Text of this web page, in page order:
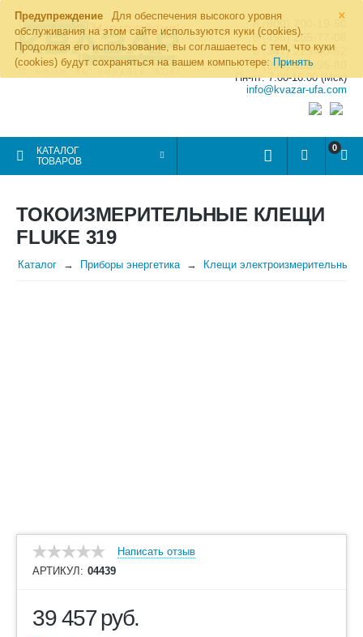
×
Предупреждение
Для обеспечения высокого уровня
обслуживания на этом сайте используются куки (cookies).
Продолжая его использование, вы соглашаетесь с тем, что куки
(cookies) будут сохраняться на вашем компьютере: Принять
8 (800) 700-19-50
8 (495) 255-77-08
8 (347) 225-00-52
8 (986) 963-95-80
Пн-пт: 7.00-16.00 (Мск)
info@kvazar-ufa.com
КАТАЛОГ
ТОВАРОВ
0
ТОКОИЗМЕРИТЕЛЬНЫЕ КЛЕЩИ
FLUKE 319
Каталог Приборы энергетика Клещи электроизмерительные
Написать отзыв
АРТИКУЛ: 04439
39 457руб.